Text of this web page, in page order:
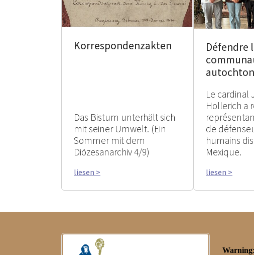
Korrespondenzakten
Das Bistum unterhält sich
mit seiner Umwelt. (Ein
Sommer mit dem
Diözesanarchiv 4/9)
liesen >
Défendre
Le cardinal
Hollerich a
de
humains
Mexique.
liesen >